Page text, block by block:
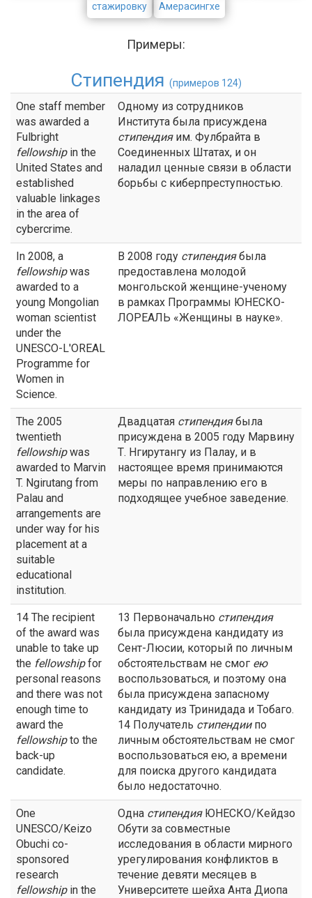
стажировку Амерасингхе
Примеры:
Стипендия (примеров 124)
One staff member
was awarded a
Fulbright
fellowshipin the
United States and
established
valuable linkages
in the area of
cybercrime.
Одному из сотрудников
Института была присуждена
стипендияим. Фулбрайта в
Соединенных Штатах, и он
наладил ценные связи в области
борьбы с киберпреступностью.
In 2008, a
fellowshipwas
awarded to a
young Mongolian
woman scientist
under the
UNESCO-L'OREAL
Programme for
Women in
Science.
В 2008 году стипендиябыла
предоставлена молодой
монгольской женщине-ученому
в рамках Программы ЮНЕСКО-
ЛОРЕАЛЬ «Женщины в науке».
The 2005
twentieth
fellowshipwas
awarded to Marvin
T. Ngirutang from
Palau and
arrangements are
under way for his
placement at a
suitable
educational
institution.
Двадцатая стипендиябыла
присуждена в 2005 году Марвину
Т. Нгирутангу из Палау, и в
настоящее время принимаются
меры по направлению его в
подходящее учебное заведение.
14 The recipient
of the award was
unable to take up
the fellowshipfor
personal reasons
and there was not
enough time to
award the
fellowshipto the
back-up
candidate.
13 Первоначально стипендия
была присуждена кандидату из
Сент-Люсии, который по личным
обстоятельствам не смог ею
воспользоваться, и поэтому она
была присуждена запасному
кандидату из Тринидада и Тобаго.
14 Получатель стипендиипо
личным обстоятельствам не смог
воспользоваться ею, а времени
для поиска другого кандидата
было недостаточно.
One
UNESCO/Keizo
Obuchi co-
sponsored
research
fellowshipin the
Одна стипендияЮНЕСКО/Кейдзо
Обути за совместные
исследования в области мирного
урегулирования конфликтов в
течение девяти месяцев в
Университете шейха Анта Диопа